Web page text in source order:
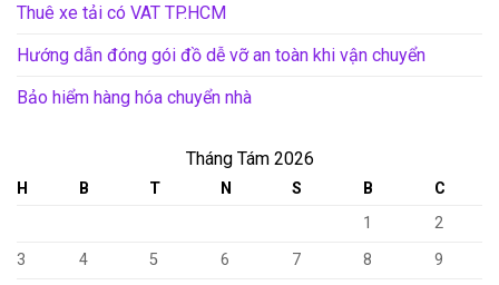
Thuê xe tải có VAT TP.HCM
Hướng dẫn đóng gói đồ dễ vỡ an toàn khi vận chuyển
Bảo hiểm hàng hóa chuyển nhà
Tháng Tám 2026
H B T N S B
C
1
2
3
4 5 6 7 8
9